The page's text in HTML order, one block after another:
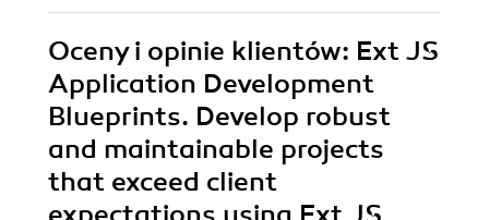
Oceny i opinie klientów: Ext JS
Application Development
Blueprints. Develop robust
and maintainable projects
that exceed client